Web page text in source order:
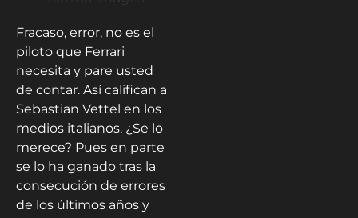
Fracaso, error, no es el
piloto que Ferrari
necesita y pare usted
de contar. Así califican a
Sebastian Vettel en los
medios italianos. ¿Se lo
merece? Pues en parte
se lo ha ganado tras la
consecución de errores
de los últimos años y